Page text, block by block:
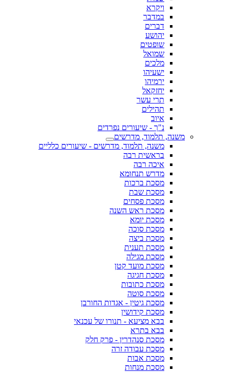
ויקרא
במדבר
דברים
יהושע
שופטים
שמואל
מלכים
ישעיהו
ירמיהו
יחזקאל
תרי עשר
תהילים
איוב
נ"ך - שיעורים נפרדים
משנה, תלמוד, מדרשים
משנה, תלמוד, מדרשים - שיעורים כלליים
בראשית רבה
איכה רבה
מדרש תנחומא
מסכת ברכות
מסכת שבת
מסכת פסחים
מסכת ראש השנה
מסכת יומא
מסכת סוכה
מסכת ביצה
מסכת תענית
מסכת מגילה
מסכת מועד קטן
מסכת חגיגה
מסכת כתובות
מסכת סוטה
מסכת גיטין - אגדות החורבן
מסכת קידושין
בבא מציעא - תנורו של עכנאי
בבא בתרא
מסכת סנהדרין - פרק חלק
מסכת עבודה זרה
מסכת אבות
מסכת מנחות